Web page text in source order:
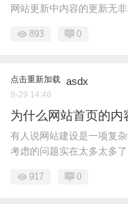
网站更新中内容的更新无非
893 0
点击重新加载 asdx
9-29 14:46
为什么网站首页的内
有人说网站建设是一项复
考虑的问题实在太多太多了
917 0